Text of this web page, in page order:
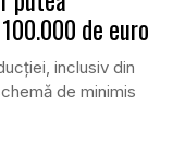
de euro
inclusiv din
de minimis